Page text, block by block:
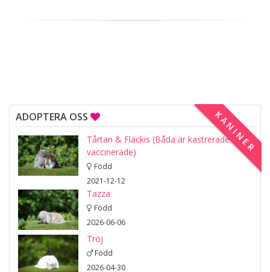
KANINER
ADOPTERA OSS
Tårtan & Fläckis (Båda är kastrerade och
vaccinerade)
Född
2021-12-12
Tazza
Född
2026-06-06
Troj
Född
2026-04-30